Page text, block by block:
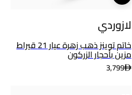
لازوردي
خاتم توينز ذهب زهرة عيار 21 قيراط
مزين بأحجار الزركون
3,799